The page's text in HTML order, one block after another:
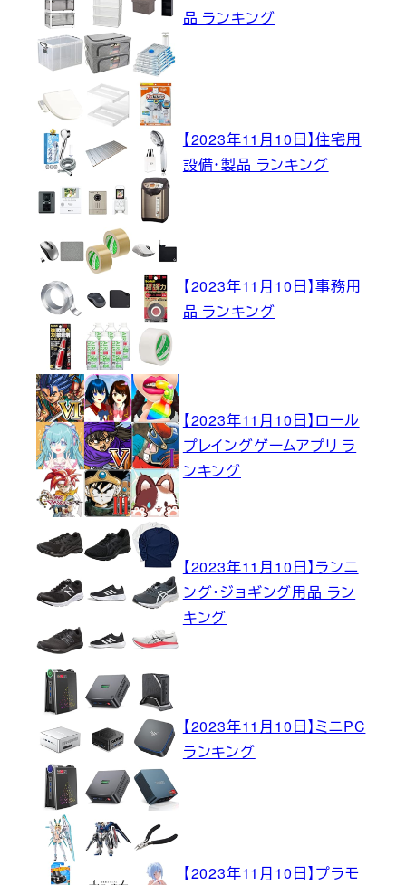
品 ランキング
【2023年11月10日】住宅用
設備・製品 ランキング
【2023年11月10日】事務用
品 ランキング
【2023年11月10日】ロール
プレイングゲームアプリ ラ
ンキング
【2023年11月10日】ランニ
ング・ジョギング用品 ラン
キング
【2023年11月10日】ミニPC
ランキング
【2023年11月10日】プラモ